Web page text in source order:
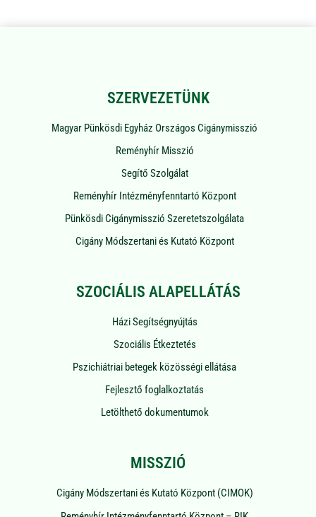
SZERVEZETÜNK
Magyar Pünkösdi Egyház Országos Cigánymisszió
Reményhír Misszió
Segítő Szolgálat
Reményhír Intézményfenntartó Központ
Pünkösdi Cigánymisszió Szeretetszolgálata
Cigány Módszertani és Kutató Központ
SZOCIÁLIS ALAPELLÁTÁS
Házi Segítségnyújtás
Szociális Étkeztetés
Pszichiátriai betegek közösségi ellátása
Fejlesztő foglalkoztatás
Letölthető dokumentumok
MISSZIÓ
Cigány Módszertani és Kutató Központ (CIMOK)